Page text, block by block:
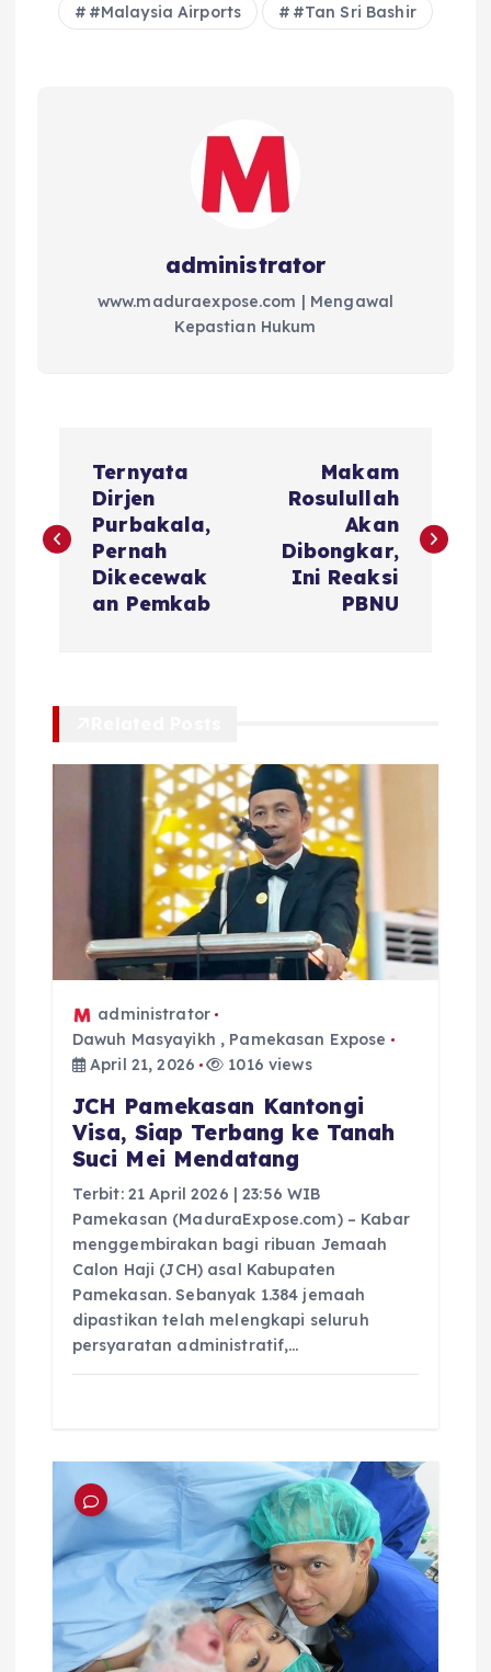
#Malaysia Airports #Tan Sri Bashir
administrator
www.maduraexpose.com | Mengawal
Kepastian Hukum
v
a
s
s
Ternyata
Dirjen
Purbakala,
Pernah
Dikecewak
an Pemkab
Makam
Rosulullah
Akan
Dibongkar,
Ini Reaksi
PBNU
administrator
Dawuh Masyayikh , Pamekasan Expose
April 21, 2026
1016 views
JCH Pamekasan Kantongi
Visa, Siap Terbang ke Tanah
Suci Mei Mendatang
Terbit: 21 April 2026 | 23:56 WIB
Pamekasan (MaduraExpose.com) – Kabar
menggembirakan bagi ribuan Jemaah
Calon Haji (JCH) asal Kabupaten
Pamekasan. Sebanyak 1.384 jemaah
dipastikan telah melengkapi seluruh
persyaratan administratif,…